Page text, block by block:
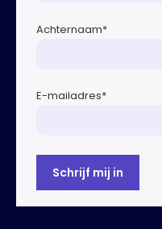
Achternaam*
E-mailadres*